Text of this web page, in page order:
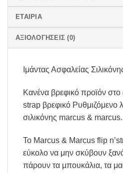
ΕΤΑΙΡΊΑ
ΑΞΙΟΛΟΓΉΣΕΙΣ (0)
Ιμάντας Ασφαλείας
Κανένα βρεφικό προϊόν
strap βρεφικό Ρυθμιζόμενο
σιλικόνης marcus & marcus.
Το Marcus & Marcus flip
εύκολο να μην σκύβουν
πάρουν τα μπουκάλια, τα